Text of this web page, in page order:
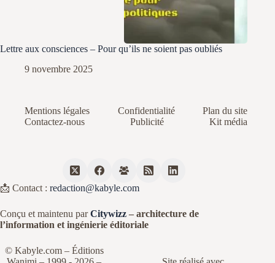
Lettre aux consciences – Pour qu’ils ne soient pas oubliés
9 novembre 2025
Mentions légales Confidentialité
Plan du site
Contactez-nous
Publicité Kit média
📩 Contact : redaction@kabyle.com
Conçu et maintenu parCitywizz – architecture de
l’information et ingénierie éditoriale
© Kabyle.com – Éditions